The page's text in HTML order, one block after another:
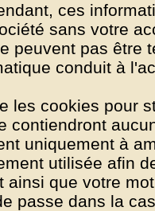
ces
sans votre
peuvent pas être
conduit à
les cookies pour
contiendront
uniquement à
utilisée afin
ainsi que votre
passe dans la